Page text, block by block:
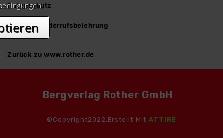
Datenschutz
AGB und Widerrufsbelehrung
Zurück zu www.rother.de
Bergverlag Rother GmbH
©Copyright2022.Erstellt Mit ATTIRE